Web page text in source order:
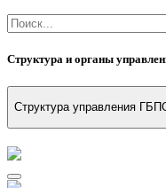
Структура и органы
Структура управления